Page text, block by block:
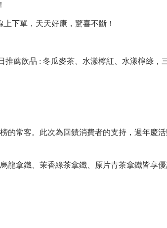
下單，天天好康，驚喜不斷！
推薦飲品 : 冬瓜麥茶、水漾檸紅、水漾檸綠，
常客。此次為回饋消費者的支持，週年慶活
拿鐵、茉香綠茶拿鐵、原片青茶拿鐵皆享優